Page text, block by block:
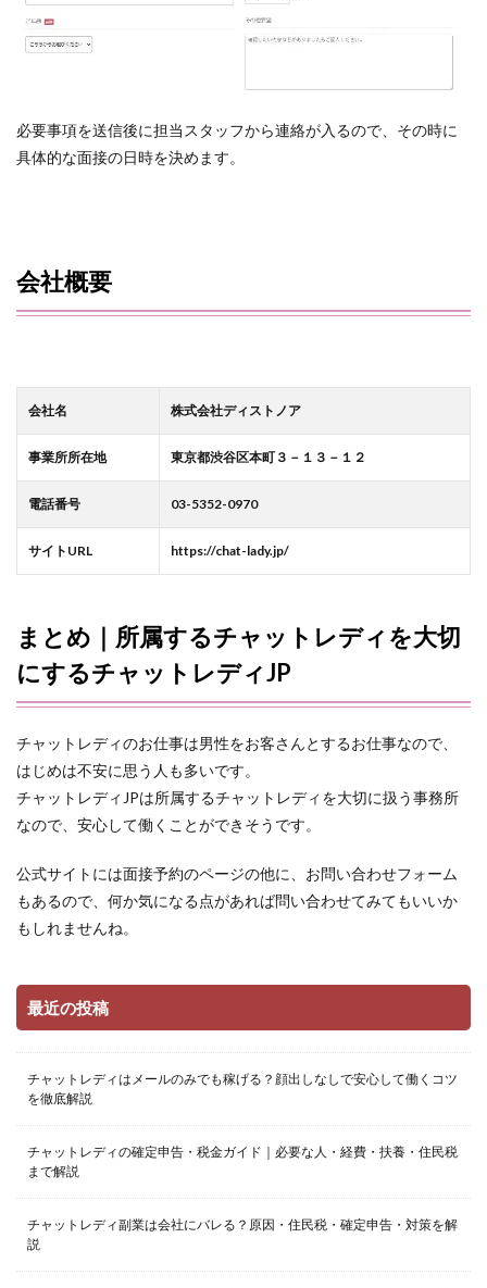
必要事項を送信後に担当スタッフから連絡が入るので、その時に
具体的な面接の日時を決めます。
会社概要
会社名 株式会社ディストノア
事業所所在地 東京都渋谷区本町３－１３－１２
電話番号 03-5352-0970
サイトURL https://chat-lady.jp/
まとめ｜所属するチャットレディを大切
にするチャットレディJP
チャットレディのお仕事は男性をお客さんとするお仕事なので、
はじめは不安に思う人も多いです。
チャットレディJPは所属するチャットレディを大切に扱う事務所
なので、安心して働くことができそうです。
公式サイトには面接予約のページの他に、お問い合わせフォーム
もあるので、何か気になる点があれば問い合わせてみてもいいか
もしれませんね。
最近の投稿
チャットレディはメールのみでも稼げる？顔出しなしで安心して働くコツ
を徹底解説
チャットレディの確定申告・税金ガイド｜必要な人・経費・扶養・住民税
まで解説
チャットレディ副業は会社にバレる？原因・住民税・確定申告・対策を解
説